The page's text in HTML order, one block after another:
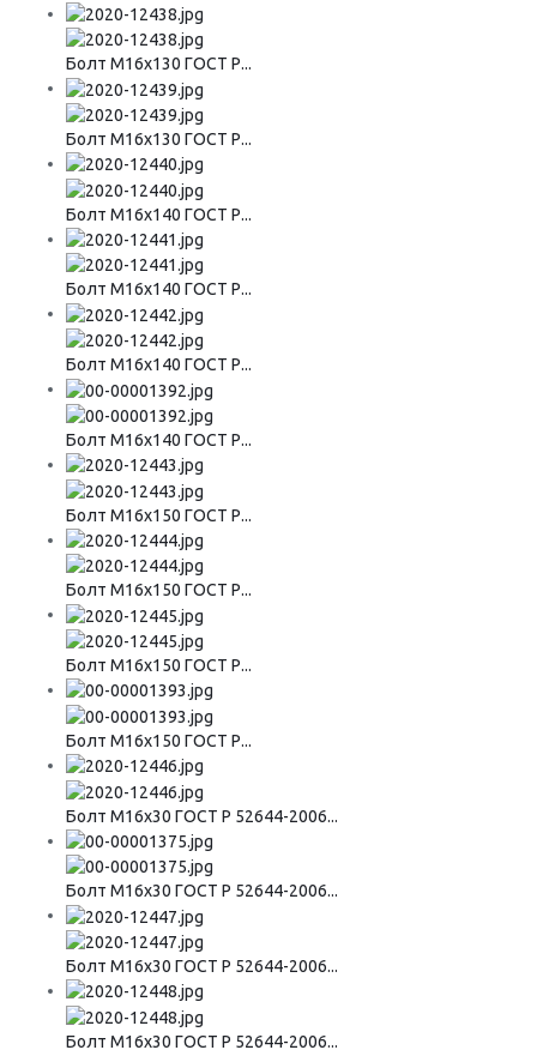
Болт М16х130 ГОСТ Р...
Болт М16х130 ГОСТ Р...
Болт М16х140 ГОСТ Р...
Болт М16х140 ГОСТ Р...
Болт М16х140 ГОСТ Р...
Болт М16х140 ГОСТ Р...
Болт М16х150 ГОСТ Р...
Болт М16х150 ГОСТ Р...
Болт М16х150 ГОСТ Р...
Болт М16х150 ГОСТ Р...
Болт М16х30 ГОСТ Р 52644-2006...
Болт М16х30 ГОСТ Р 52644-2006...
Болт М16х30 ГОСТ Р 52644-2006...
Болт М16х30 ГОСТ Р 52644-2006...